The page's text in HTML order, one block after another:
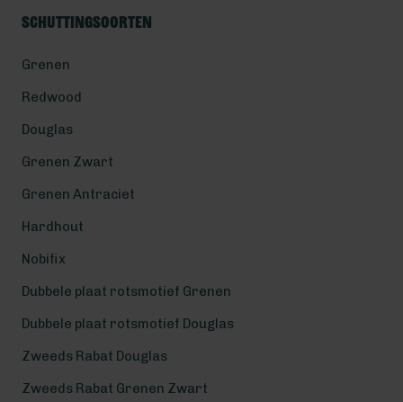
Schuttingsoorten
Grenen
Redwood
Douglas
Grenen Zwart
Grenen Antraciet
Hardhout
Nobifix
Dubbele plaat rotsmotief Grenen
Dubbele plaat rotsmotief Douglas
Zweeds Rabat Douglas
Zweeds Rabat Grenen Zwart